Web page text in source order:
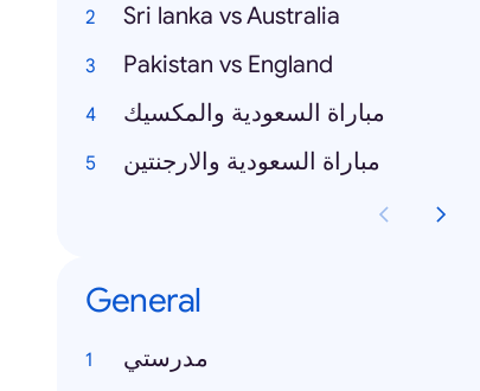
Sri lanka vs Australia
Pakistan vs England
مباراة السعودية والمكسيك
مباراة السعودية والارجنتين
General
مدرستي